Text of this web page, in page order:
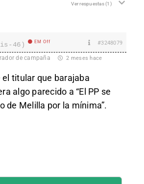
Ver respuestas(1)
46) EM Off #3248079
de campaña 2 meses hace
titular que barajaba
algo parecido a “El PP se
de Melilla por la mínima”.